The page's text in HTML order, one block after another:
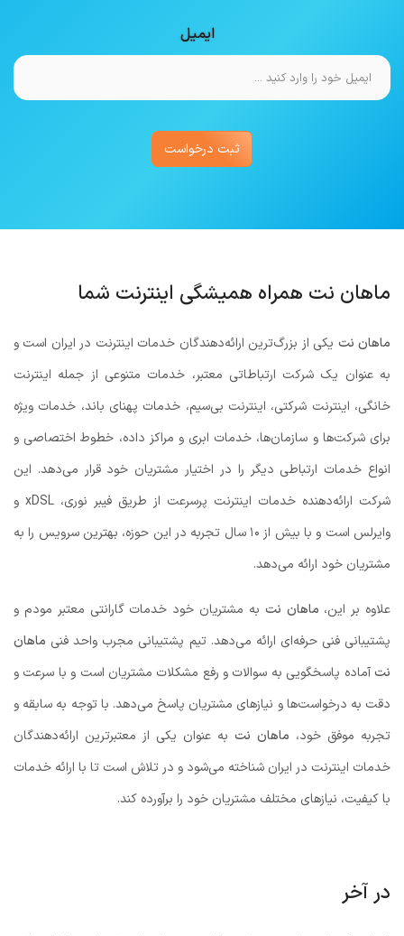
ایمیل
ثبت درخواست
ماهان نت همراه همیشگی اینترنت شما
ماهان نت یکی از بزرگ‌ترین ارائه‌دهندگان خدمات اینترنت در ایران است و
به عنوان یک شرکت ارتباطاتی معتبر، خدمات متنوعی از جمله اینترنت
خانگی، اینترنت شرکتی، اینترنت بی‌سیم، خدمات پهنای باند، خدمات ویژه
برای شرکت‌ها و سازمان‌ها، خدمات ابری و مراکز داده، خطوط اختصاصی و
انواع خدمات ارتباطی دیگر را در اختیار مشتریان خود قرار می‌دهد. این
شرکت ارائه‌دهنده خدمات اینترنت پرسرعت از طریق فیبر نوری، xDSL و
وایرلس است و با بیش از ۱۰ سال تجربه در این حوزه، بهترین سرویس را به
مشتریان خود ارائه می‌دهد.
علاوه بر این، ماهان نت به مشتریان خود خدمات گارانتی معتبر مودم و
پشتیبانی فنی حرفه‌ای ارائه می‌دهد. تیم پشتیبانی مجرب واحد فنی ماهان
نتآماده پاسخگویی به سوالات و رفع مشکلات مشتریان است و با سرعت و
دقت به درخواست‌ها و نیازهای مشتریان پاسخ می‌دهد. با توجه به سابقه و
تجربه موفق خود، ماهان نت به عنوان یکی از معتبرترین ارائه‌دهندگان
خدمات اینترنت در ایران شناخته می‌شود و در تلاش است تا با ارائه خدمات
با کیفیت، نیازهای مختلف مشتریان خود را برآورده کند.
در آخر